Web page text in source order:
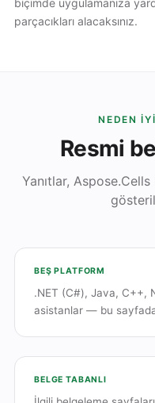
biçimde uygulamanıza
parçacıkları alacaksınız.
NEDEN
Resmi
Yanıtlar,
BEŞ PLATFORM
.NET (C#), Java, C++,
asistanlar — bu
BELGE TABANLI